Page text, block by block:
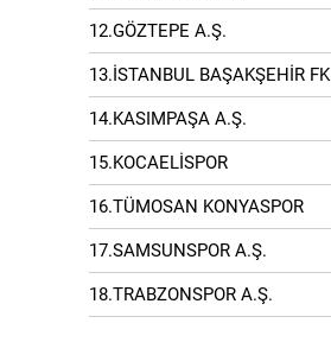
12.GÖZTEPE A.Ş.
13.İSTANBUL BAŞAKŞEHİR FK
14.KASIMPAŞA A.Ş.
15.KOCAELİSPOR
16.TÜMOSAN KONYASPOR
17.SAMSUNSPOR A.Ş.
18.TRABZONSPOR A.Ş.